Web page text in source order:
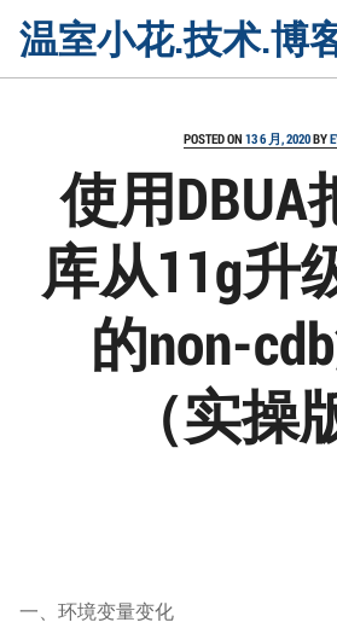
温室小花.技术.博
POSTED ON 13 6 月, 2020BY
使用DBUA
库从11g升
的non-
（实操
一、环境变量变化